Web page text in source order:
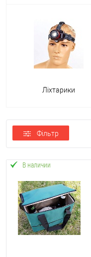
Ліхтарики
Фільтр
В наличии